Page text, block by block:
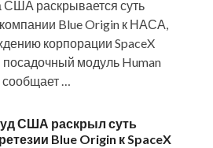
США раскрывается суть
Blue Origin к НАСА,
корпорации SpaceX
посадочный модуль Human
сообщает …
США раскрыл суть
Blue Origin к SpaceX